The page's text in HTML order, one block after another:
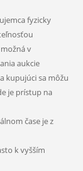
fyzicky
v
aukcie
kupujúci sa môžu
je prístup na
čase je z
k vyšším